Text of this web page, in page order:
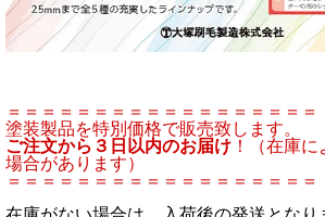
＝＝＝＝＝＝＝＝＝＝＝＝＝＝＝＝＝＝
塗装製品を特別価格で販売致します。
ご注文から３日以内のお届け ！（在庫
場合があります）
＝＝＝＝＝＝＝＝＝＝＝＝＝＝＝＝＝＝